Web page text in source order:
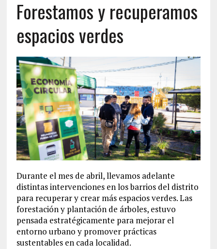
Forestamos y recuperamos
espacios verdes
Durante el mes de abril, llevamos adelante
distintas intervenciones en los barrios del distrito
para recuperar y crear más espacios verdes. Las
forestación y plantación de árboles, estuvo
pensada estratégicamente para mejorar el
entorno urbano y promover prácticas
sustentables en cada localidad.